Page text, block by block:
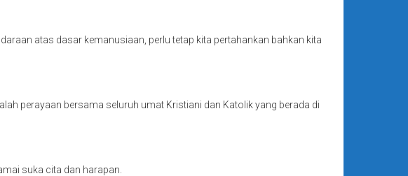
atas dasar kemanusiaan, perlu tetap kita pertahankan bahkan kita
perayaan bersama seluruh umat Kristiani dan Katolik yang berada di
suka cita dan harapan.